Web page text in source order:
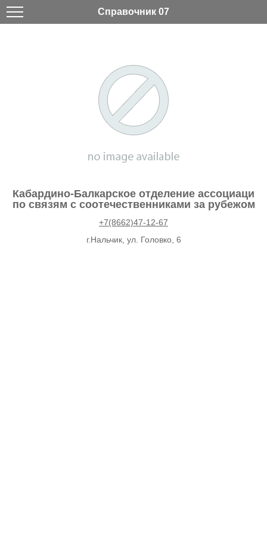
Справочник 07
Кабардино-Балкарское отделение ассоциаци
по связям с соотечественниками за рубежом
+7(8662)47-12-67
г.Нальчик, ул. Головко, 6